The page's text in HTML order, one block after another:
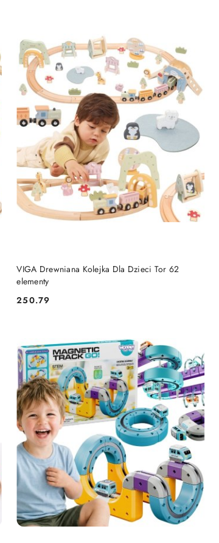
VIGA Drewniana Kolejka Dla Dzieci Tor 62
elementy
Cena:
250.79
DO KOSZYKA